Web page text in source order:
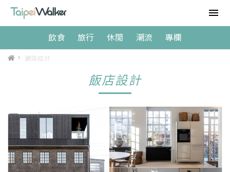
飲食 旅行 休閒 潮流 專欄
> 飯店設計
飯店設計